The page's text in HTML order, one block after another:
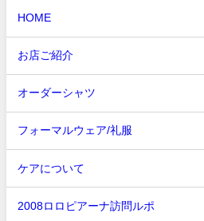
HOME
お店ご紹介
オーダーシャツ
フォーマルウェア/礼服
ケアについて
2008ロロピアーナ訪問ルポ